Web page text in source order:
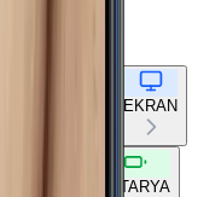
EKRAN
BATARYA